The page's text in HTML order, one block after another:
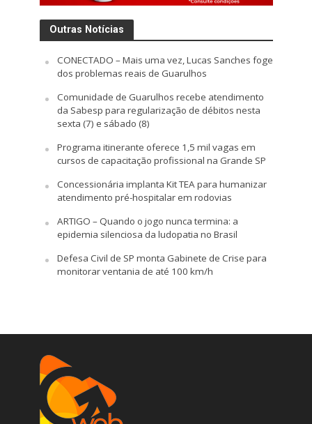
Outras Notícias
CONECTADO – Mais uma vez, Lucas Sanches foge
dos problemas reais de Guarulhos
Comunidade de Guarulhos recebe atendimento
da Sabesp para regularização de débitos nesta
sexta (7) e sábado (8)
Programa itinerante oferece 1,5 mil vagas em
cursos de capacitação profissional na Grande SP
Concessionária implanta Kit TEA para humanizar
atendimento pré-hospitalar em rodovias
ARTIGO – Quando o jogo nunca termina: a
epidemia silenciosa da ludopatia no Brasil
Defesa Civil de SP monta Gabinete de Crise para
monitorar ventania de até 100 km/h